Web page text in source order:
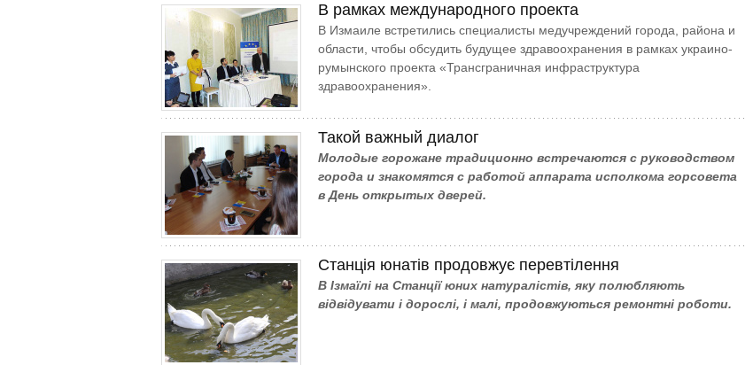
В рамках международного проекта
В Измаиле встретились специалисты медучреждений города, района и
области, чтобы обсудить будущее здравоохранения в рамках украино-
румынского проекта «Трансграничная инфраструктура
здравоохранения».
Такой важный диалог
Молодые горожане традиционно встречаются с руководством
города и знакомятся с работой аппарата исполкома горсовета
в День открытых дверей.
Станція юнатів продовжує перевтілення
В Ізмаїлі на Станції юних натуралістів, яку полюбляють
відвідувати і дорослі, і малі, продовжуються ремонтні роботи.